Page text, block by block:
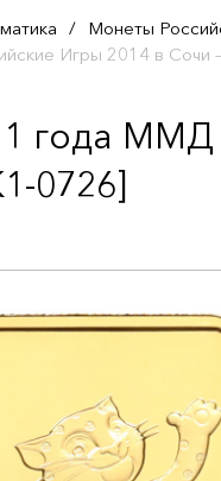
/ Монеты
Игры 2014 в Сочи
года
0726]